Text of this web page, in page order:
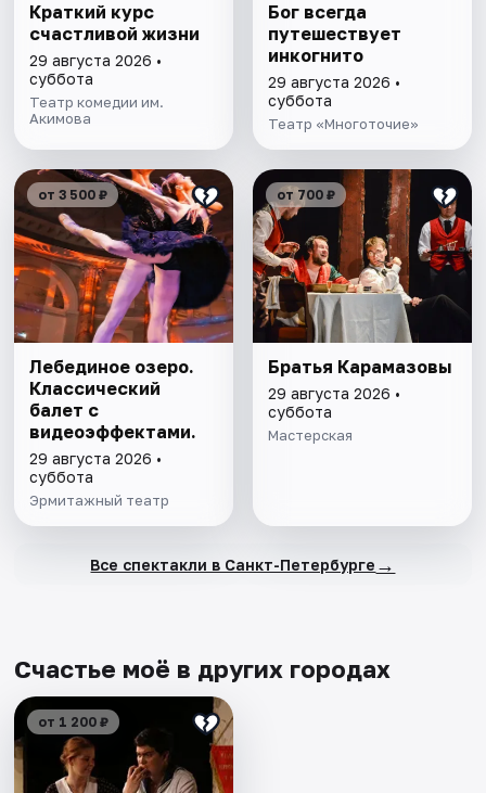
Краткий курс
счастливой жизни
29 августа 2026 •
суббота
Театр комедии им.
Акимова
Бог всегда
путешествует
инкогнито
29 августа 2026 •
суббота
Театр «Многоточие»
от 3 500 ₽
Лебединое озеро.
Классический
балет с
видеоэффектами.
29 августа 2026 •
суббота
Эрмитажный театр
от 700 ₽
Братья Карамазовы
29 августа 2026 •
суббота
Мастерская
Все спектакли в Санкт-Петербурге →
Счастье моё в других городах
от 1 200 ₽